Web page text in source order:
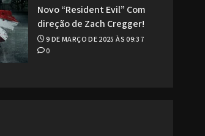
Novo “Resident Evil” Com
direção de Zach Cregger!
9 DE MARÇO DE 2025 ÀS 09:37
0